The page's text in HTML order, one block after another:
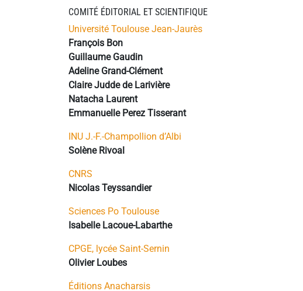
COMITÉ ÉDITORIAL ET SCIENTIFIQUE
Université Toulouse Jean-Jaurès
François Bon
Guillaume Gaudin
Adeline Grand-Clément
Claire Judde de Larivière
Natacha Laurent
Emmanuelle Perez Tisserant
INU J.-F.-Champollion d’Albi
Solène Rivoal
CNRS
Nicolas Teyssandier
Sciences Po Toulouse
Isabelle Lacoue-Labarthe
CPGE, lycée Saint-Sernin
Olivier Loubes
Éditions Anacharsis